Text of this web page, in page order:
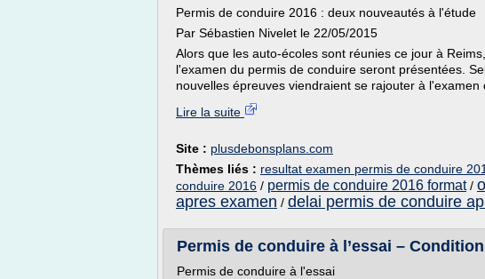
Permis de conduire 2016 : deux nouveautés à l'étude
Par Sébastien Nivelet le 22/05/2015
Alors que les auto-écoles sont réunies ce jour à
l'examen du permis de conduire seront présentées.
nouvelles épreuves viendraient se rajouter à l'examen
Lire la suite
Site : plusdebonsplans.com
Thèmes liés : resultat examen permis de conduire
conduire 2016 / permis de conduire 2016 format/
apres examen / delai permis de conduire
Permis de conduire à l’essai –
Permis de conduire à l'essai